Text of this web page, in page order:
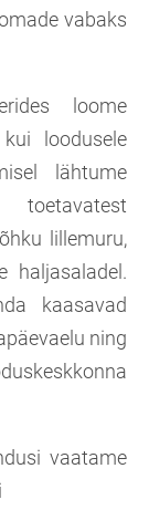
vabaks
loome
loodusele
lähtume
lillemuru,
haljasaladel.
kaasavad
ning
vaatame